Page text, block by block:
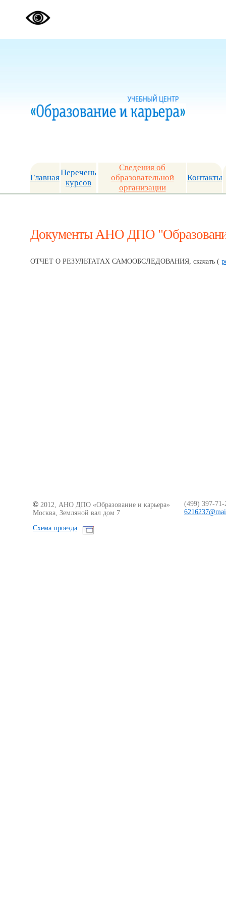
Главная
Перечень
курсов
Сведения об
образовательной
организации
Контакты
Документы АНО ДПО
ОТЧЕТ О РЕЗУЛЬТАТАХ САМООБСЛЕДОВАНИЯ, скачать (
© 2012, АНО ДПО «Образование и карьера»
Москва, Земляной вал дом 7
Схема проезда
(499) 397-71-